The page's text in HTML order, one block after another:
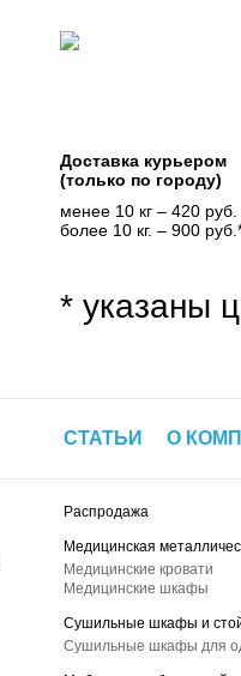
Доставка курьером
(только по городу)
менее 10 кг – 420 руб.
более 10 кг. – 900
* указаны
СТАТЬИ О
Распродажа
Медицинская
Медицинские кровати
Медицинские шкафы
Сушильные шкафы и
Сушильные шкафы для